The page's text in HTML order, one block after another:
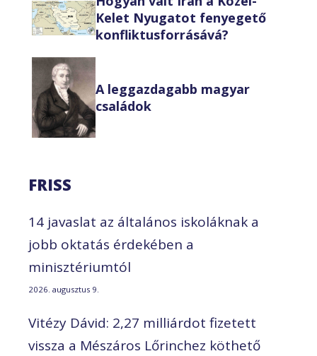
Kelet Nyugatot fenyegető
konfliktusforrásává?
A leggazdagabb magyar
családok
FRISS
14 javaslat az általános iskoláknak a
jobb oktatás érdekében a
minisztériumtól
2026. augusztus 9.
Vitézy Dávid: 2,27 milliárdot fizetett
vissza a Mészáros Lőrinchez köthető